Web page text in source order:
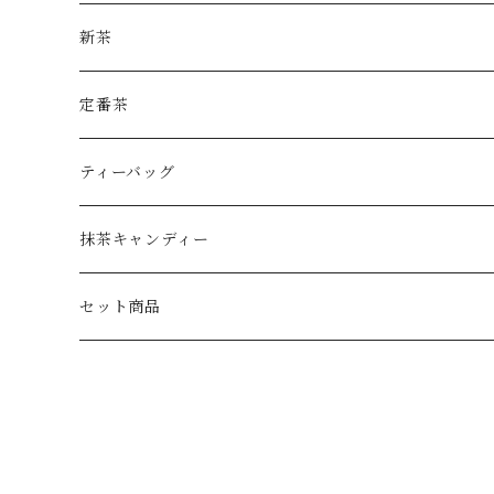
新茶
定番茶
ティーバッグ
抹茶キャンディー
セット商品